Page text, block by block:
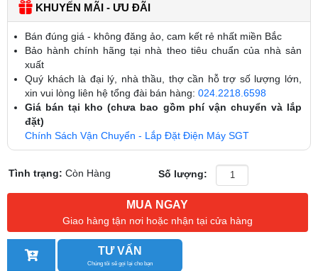
KHUYẾN MÃI - ƯU ĐÃI
Bán đúng giá - không đăng ảo, cam kết rẻ nhất miền Bắc
Bảo hành chính hãng tại nhà theo tiêu chuẩn của nhà sản
xuất
Quý khách là đại lý, nhà thầu, thợ cần hỗ trợ số lượng lớn,
xin vui lòng liên hệ tổng đài bán hàng: 024.2218.6598
Giá bán tại kho (chưa bao gồm phí vận chuyển và lắp
đặt)
Chính Sách Vận Chuyển - Lắp Đặt Điện Máy SGT
Tình trạng:Còn Hàng Số lượng:
MUA NGAY
Giao hàng tận nơi hoặc nhận tại cửa hàng
TƯ VẤN
Chúng tôi sẽ gọi lại cho bạn